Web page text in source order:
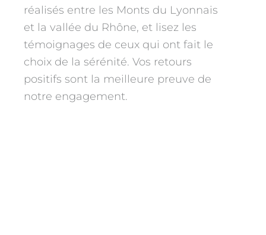
réalisés entre les Monts du Lyonnais
et la vallée du Rhône, et lisez les
témoignages de ceux qui ont fait le
choix de la sérénité. Vos retours
positifs sont la meilleure preuve de
notre engagement.